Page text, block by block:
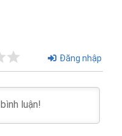
sinh… vẫn
ăn trưa tại nhà
Đăng nhập